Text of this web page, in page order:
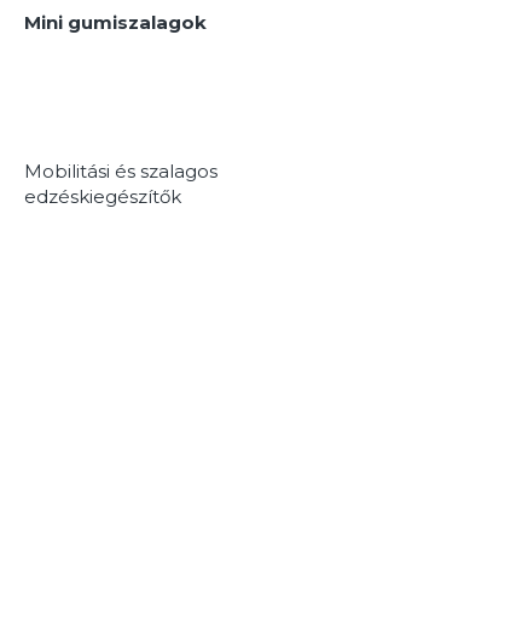
MEGNÉZEM
Mini gumiszalagok
Mobilitási és szalagos
edzéskiegészítők